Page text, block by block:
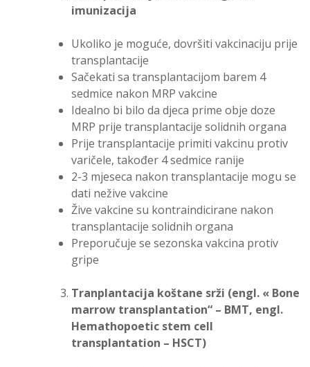
imunizacija
Ukoliko je moguće, dovršiti vakcinaciju prije
transplantacije
Sačekati sa transplantacijom barem 4
sedmice nakon MRP vakcine
Idealno bi bilo da djeca prime obje doze
MRP prije transplantacije solidnih organa
Prije transplantacije primiti vakcinu protiv
varičele, također 4 sedmice ranije
2-3 mjeseca nakon transplantacije mogu se
dati nežive vakcine
Žive vakcine su kontraindicirane nakon
transplantacije solidnih organa
Preporučuje se sezonska vakcina protiv
gripe
Tranplantacija koštane srži (engl. « Bone
marrow transplantation“ – BMT, engl.
Hemathopoetic stem cell
transplantation – HSCT)